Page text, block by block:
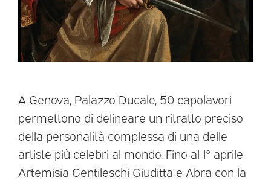
A Genova, Palazzo Ducale, 50 capolavori
permettono di delineare un ritratto preciso
della personalità complessa di una delle
artiste più celebri al mondo. Fino al 1° aprile
Artemisia Gentileschi Giuditta e Abra con la